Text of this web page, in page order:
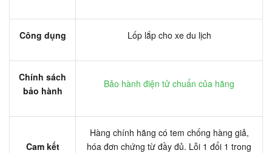
Công dụng Lốp lắp cho xe du lịch
Chính sách
bảo hành
Bảo hành điện tử chuẩn của hãng
Cam kết
Hàng chính hãng có tem chống hàng giả,
hóa đơn chứng từ đầy đủ. Lỗi 1 đổi 1 trong